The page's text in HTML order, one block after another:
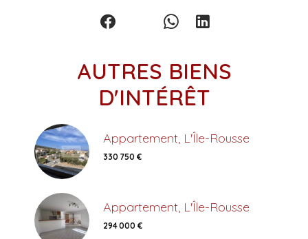
AUTRES BIENS
D'INTÉRÊT
Appartement, L'Île-Rousse
330 750 €
Appartement, L'Île-Rousse
294 000 €